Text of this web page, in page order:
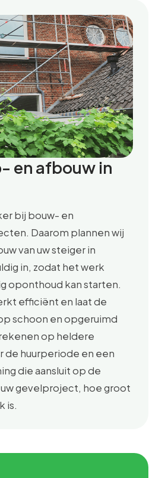
en afbouw in
bij bouw- en
Daarom plannen wij
van uw steiger in
in, zodat het werk
oponthoud kan starten.
efficiënt en laat de
schoon en opgeruimd
op heldere
de huurperiode en een
die aansluit op de
gevelproject, hoe groot
is.